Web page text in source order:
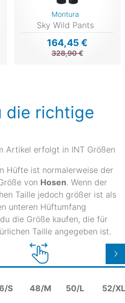
Montura
Sky Wild Pants
164,45 €
328,90 €
die richtige
Artikel erfolgt in INT Größen
Hüfte ist normalerweise der
von Hosen. Wenn der
Taille jedoch größer ist als
unteren Hüftumfang
die Größe kaufen, die für
Taille angegeben ist.
S 48/M 50/L 52/XL